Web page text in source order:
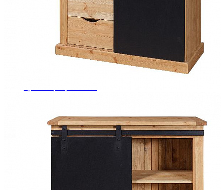
Кровати двуспальные
Кровати металлические
Кровати односпальные
Кровати полутороспальные
Решетки и настилы под матрас
Спальные гарнитуры
Шкаф 1-дверный для одежды и белья
Шкафы 2-х дверные для одежды и белья
Шкафы 3-х дверные для одежды и белья
Шкафы 4-х дверные для одежды и белья
Шкафы 5-ти дверные для одежды и белья
Шкафы 6-ти дверные для одежды и белья
Шкафы купе для одежды и белья
Шкафы угловые для одежды и белья